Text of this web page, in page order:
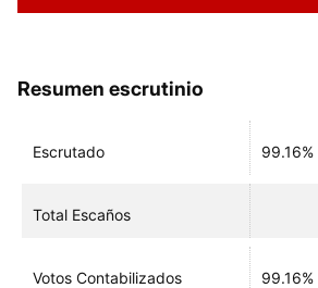
Resumen escrutinio
Escrutado 99.16%
Total Escaños
Votos Contabilizados 99.16%